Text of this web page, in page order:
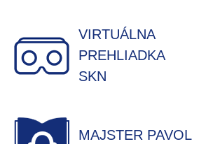
VIRTUÁLNA
PREHLIADKA
SKN
MAJSTER PAVOL